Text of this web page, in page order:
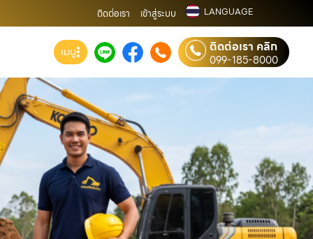
ติดต่อเรา เข้าสู่ระบบ LANGUAGE
เมนู ติดต่อเรา คลิก
099-185-8000